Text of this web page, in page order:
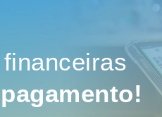
financeiras